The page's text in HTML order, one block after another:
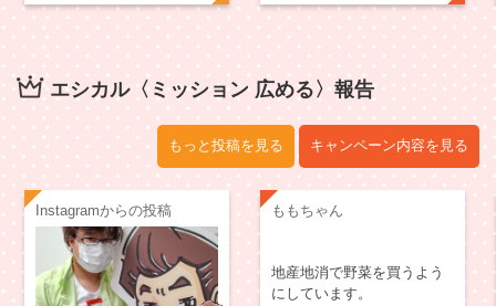
綺麗めで格安な物をリサイ
に寝ていた息子も1歳になり
使わなくなったので、近々
エシカル〈ミッション 広める〉報告
もっと投稿を見る キャンペーン内容を見る
Instagramからの投稿 ももちゃん
地産地消で野菜を買うよう
にしています。